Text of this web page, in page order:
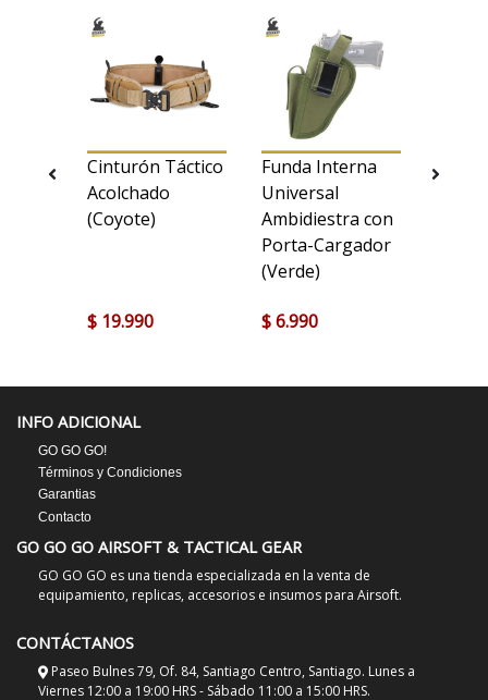
Cinturón Táctico
Acolchado
(Coyote)
$ 19.990
Funda Interna
Universal
Ambidiestra con
Porta-Cargador
(Verde)
$ 6.990
INFO ADICIONAL
GO GO GO!
Términos y Condiciones
Garantias
Contacto
GO GO GO AIRSOFT & TACTICAL GEAR
GO GO GO es una tienda especializada en la venta de
equipamiento, replicas, accesorios e insumos para Airsoft.
CONTÁCTANOS
Paseo Bulnes 79, Of. 84, Santiago Centro, Santiago. Lunes a
Viernes 12:00 a 19:00 HRS - Sábado 11:00 a 15:00 HRS.